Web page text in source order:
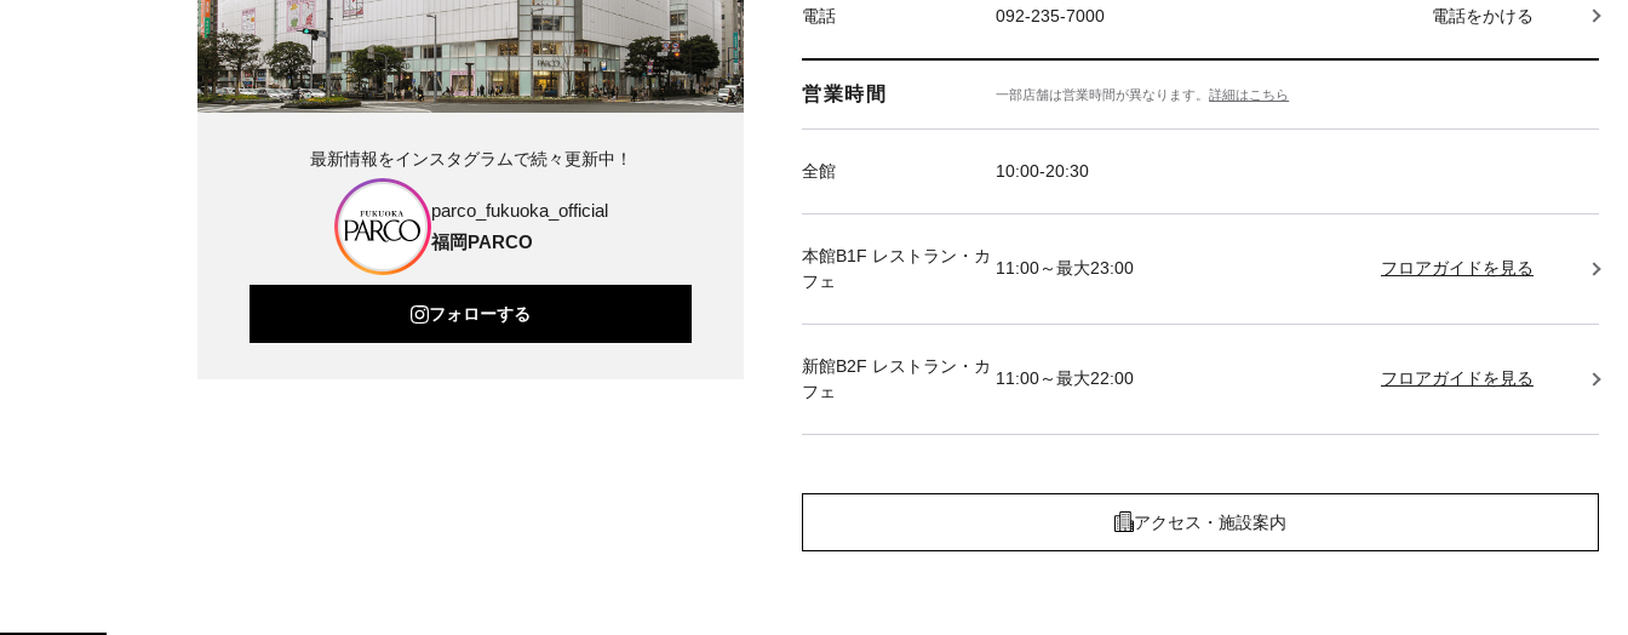
電話 092-235-7000 電話をかける
営業時間 一部店舗は営業時間が異なります。詳細はこちら
全館 10:00-20:30
本館B1F レストラン・カ
フェ
11:00～最大23:00 フロアガイドを見る
新館B2F レストラン・カ
フェ
11:00～最大22:00 フロアガイドを見る
アクセス・施設案内
最新情報をインスタグラムで続々更新中！
parco_fukuoka_official
福岡PARCO
フォローする